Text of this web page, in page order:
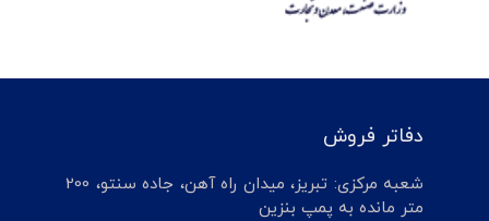
دفاتر فروش
شعبه مرکزی: تبریز، میدان راه آهن، جاده سنتو، 200
متر مانده به پمپ بنزین